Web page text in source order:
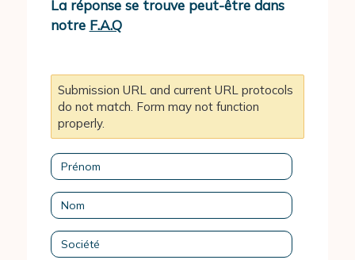
La réponse se trouve peut-être dans
notre F.A.Q
Submission URL and current URL protocols
do not match. Form may not function
properly.
Prénom
Nom
Société